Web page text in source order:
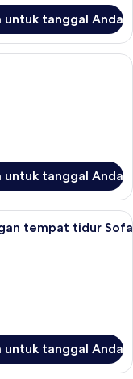
untuk tanggal Anda
tempat tidur
untuk tanggal Anda
tempat tidur
tempat tidur Sofa
untuk tanggal Anda